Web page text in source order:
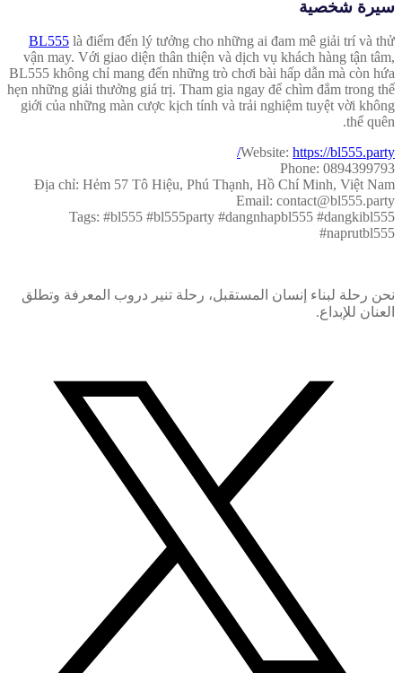
سيرة شخصية
BL555 là điểm đến lý tưởng cho những ai đam mê giải trí và thử
vận may. Với giao diện thân thiện và dịch vụ khách hàng tận tâm,
BL555 không chỉ mang đến những trò chơi bài hấp dẫn mà còn hứa
hẹn những giải thưởng giá trị. Tham gia ngay để chìm đắm trong thế
giới của những màn cược kịch tính và trải nghiệm tuyệt vời không
thể quên.
Website: https://bl555.party/
Phone: 0894399793
Địa chỉ: Hẻm 57 Tô Hiệu, Phú Thạnh, Hồ Chí Minh, Việt Nam
Email: contact@bl555.party
Tags: #bl555 #bl555party #dangnhapbl555 #dangkibl555
#naprutbl555
نحن رحلة لبناء إنسان المستقبل، رحلة تنير دروب المعرفة وتطلق
العنان للإبداع.